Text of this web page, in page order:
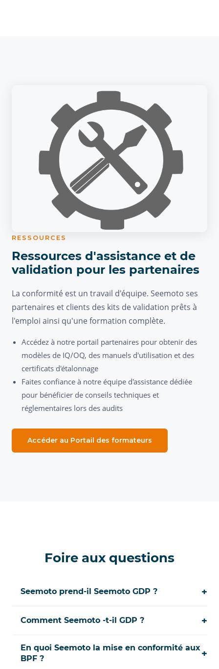
RESSOURCES
Ressources d'assistance et de
validation pour les partenaires
La conformité est un travail d'équipe. Seemoto ses
partenaires et clients des kits de validation prêts à
l'emploi ainsi qu'une formation complète.
Accédez à notre portail partenaires pour obtenir des
modèles de IQ/OQ, des manuels d'utilisation et des
certificats d'étalonnage
Faites confiance à notre équipe d'assistance dédiée
pour bénéficier de conseils techniques et
réglementaires lors des audits
Accéder au Portail des formateurs
Foire aux questions
Seemoto prend-il Seemoto GDP ? +
Comment Seemoto -t-il GDP ? +
En quoi Seemoto la mise en conformité aux
BPF ?
+